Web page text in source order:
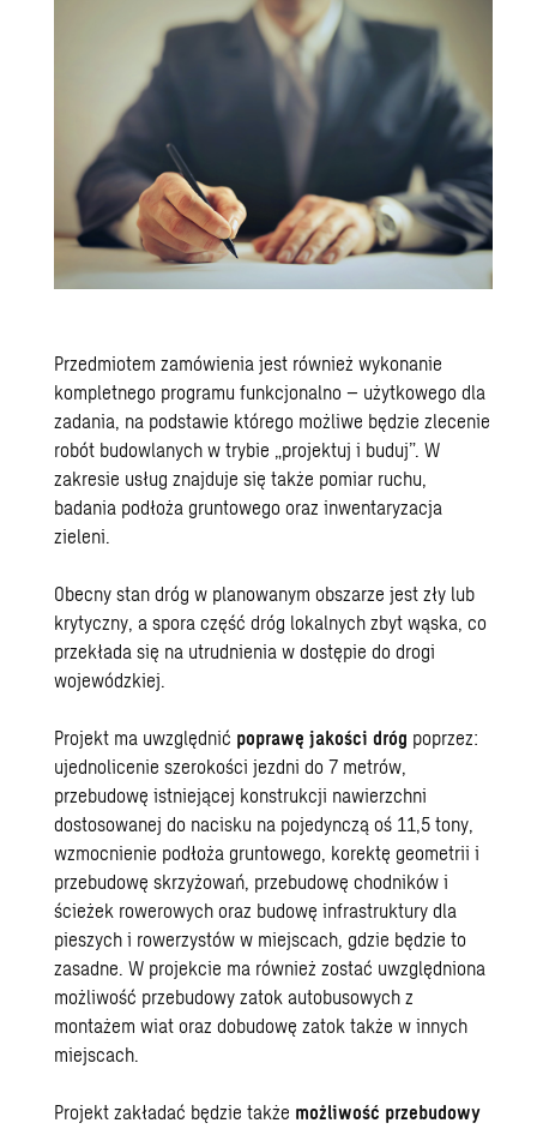
Przedmiotem zamówienia jest również wykonanie
kompletnego programu funkcjonalno – użytkowego dla
zadania, na podstawie którego możliwe będzie zlecenie
robót budowlanych w trybie „projektuj i buduj”. W
zakresie usług znajduje się także pomiar ruchu,
badania podłoża gruntowego oraz inwentaryzacja
zieleni.
Obecny stan dróg w planowanym obszarze jest zły lub
krytyczny, a spora część dróg lokalnych zbyt wąska, co
przekłada się na utrudnienia w dostępie do drogi
wojewódzkiej.
Projekt ma uwzględnić poprawę jakości dróg poprzez:
ujednolicenie szerokości jezdni do 7 metrów,
przebudowę istniejącej konstrukcji nawierzchni
dostosowanej do nacisku na pojedynczą oś 11,5 tony,
wzmocnienie podłoża gruntowego, korektę geometrii i
przebudowę skrzyżowań, przebudowę chodników i
ścieżek rowerowych oraz budowę infrastruktury dla
pieszych i rowerzystów w miejscach, gdzie będzie to
zasadne. W projekcie ma również zostać uwzględniona
możliwość przebudowy zatok autobusowych z
montażem wiat oraz dobudowę zatok także w innych
miejscach.
Projekt zakładać będzie także możliwość przebudowy